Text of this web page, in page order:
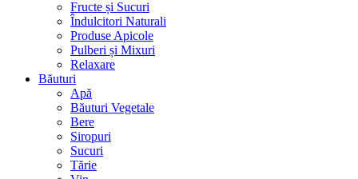
Fructe și Sucuri
Îndulcitori Naturali
Produse Apicole
Pulberi și Mixuri
Relaxare
Băuturi
Apă
Băuturi Vegetale
Bere
Siropuri
Sucuri
Tărie